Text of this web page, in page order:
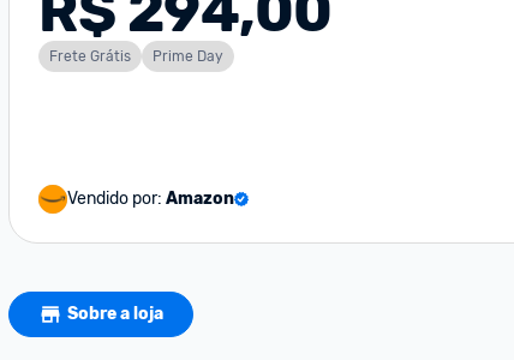
Frete Grátis Prime Day
Vendido por: Amazon
Sobre a loja